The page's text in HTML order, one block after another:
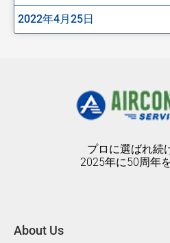
2022年4月25日
プロに選ばれ続
2025年に50周年
About Us